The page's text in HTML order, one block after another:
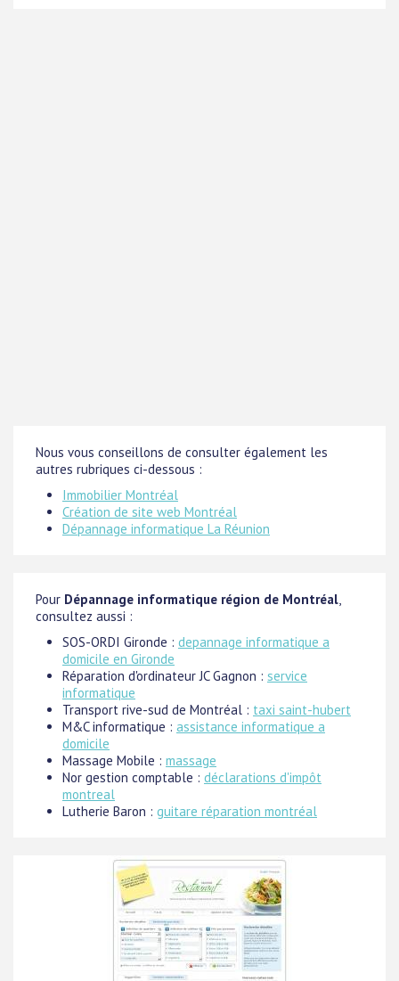
Nous vous conseillons de consulter également les
autres rubriques ci-dessous :
Immobilier Montréal
Création de site web Montréal
Dépannage informatique La Réunion
Pour Dépannage informatique région de Montréal,
consultez aussi :
SOS-ORDI Gironde : depannage informatique a
domicile en Gironde
Réparation d'ordinateur JC Gagnon : service
informatique
Transport rive-sud de Montréal : taxi saint-hubert
M&C informatique : assistance informatique a
domicile
Massage Mobile : massage
Nor gestion comptable : déclarations d'impôt
montreal
Lutherie Baron : guitare réparation montréal